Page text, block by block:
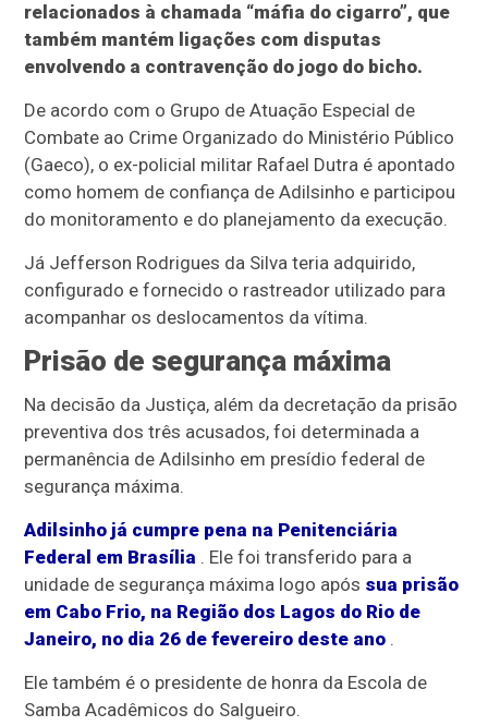
relacionados à chamada “máfia do cigarro”, que
também mantém ligações com disputas
envolvendo a contravenção do jogo do bicho.
De acordo com o Grupo de Atuação Especial de
Combate ao Crime Organizado do Ministério Público
(Gaeco), o ex-policial militar Rafael Dutra é apontado
como homem de confiança de Adilsinho e participou
do monitoramento e do planejamento da execução.
Já Jefferson Rodrigues da Silva teria adquirido,
configurado e fornecido o rastreador utilizado para
acompanhar os deslocamentos da vítima.
Prisão de segurança máxima
Na decisão da Justiça, além da decretação da prisão
preventiva dos três acusados, foi determinada a
permanência de Adilsinho em presídio federal de
segurança máxima.
Adilsinho já cumpre pena na Penitenciária
Federal em Brasília . Ele foi transferido para a
unidade de segurança máxima logo após sua prisão
em Cabo Frio, na Região dos Lagos do Rio de
Janeiro, no dia 26 de fevereiro deste ano .
Ele também é o presidente de honra da Escola de
Samba Acadêmicos do Salgueiro.